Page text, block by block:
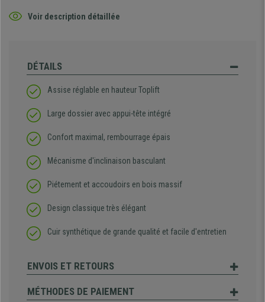
Voir description détaillée
DÉTAILS
Assise réglable en hauteur Toplift
Large dossier avec appui-tête intégré
Confort maximal, rembourrage épais
Mécanisme d'inclinaison basculant
Piétement et accoudoirs en bois massif
Design classique très élégant
Cuir synthétique de grande qualité et facile d'entretien
ENVOIS ET RETOURS
MÉTHODES DE PAIEMENT